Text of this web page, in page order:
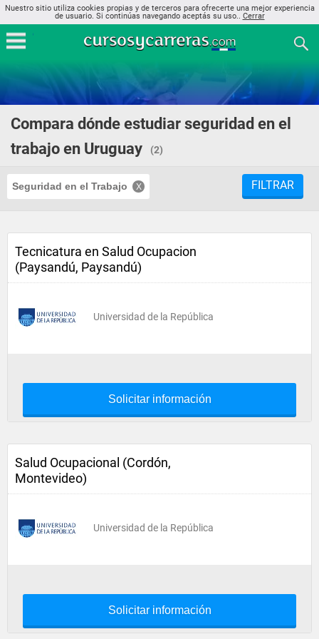
Nuestro sitio utiliza cookies propias y de terceros para ofrecerte una mejor experiencia
de usuario. Si continúas navegando aceptás su uso.. Cerrar
Compara dónde estudiar seguridad en el
trabajo en Uruguay
(2)
Seguridad en el Trabajo FILTRAR
Tecnicatura en Salud Ocupacion
(Paysandú, Paysandú)
Universidad de la República
Solicitar información
Salud Ocupacional (Cordón,
Montevideo)
Universidad de la República
Solicitar información